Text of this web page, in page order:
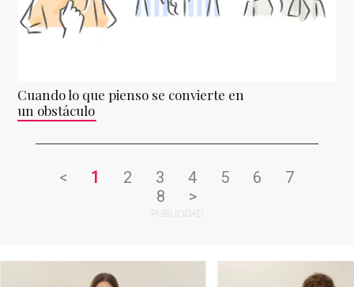
Cuando lo que pienso se convierte en
un obstáculo
< 1 2 3 4 5 6
7
8
>
PUBLICIDAD